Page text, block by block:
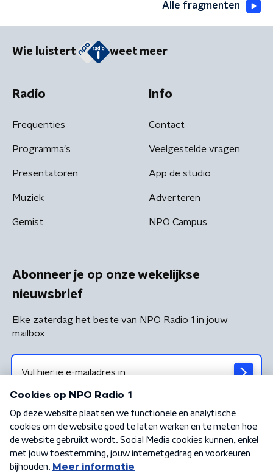
Alle fragmenten
Wie luistert weet meer
Radio
Frequenties
Programma's
Presentatoren
Muziek
Gemist
Info
Contact
Veelgestelde vragen
App de studio
Adverteren
NPO Campus
Abonneer je op onze wekelijkse
nieuwsbrief
Elke zaterdag het beste van NPO Radio 1 in jouw
mailbox
Algemene voorwaarden